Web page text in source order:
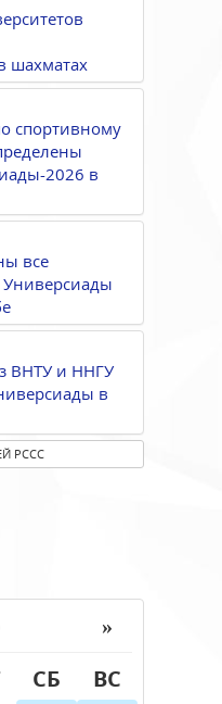
шахматах
спортивному
2026 в
все
ВНТУ и ННГУ
в
РССС
»
СБ
ВС